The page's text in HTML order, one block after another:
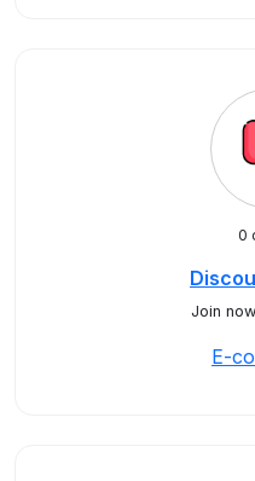
0
Join
E-